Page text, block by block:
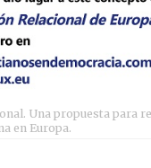
Una propuesta para
en Europa.